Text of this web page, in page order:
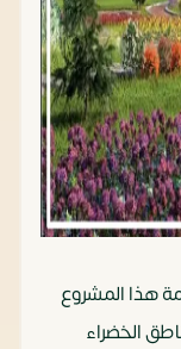
هذا المشروع
الخضراء